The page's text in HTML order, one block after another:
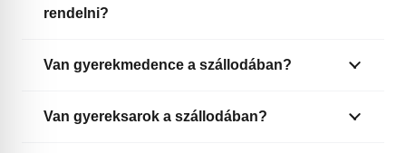
rendelni?
Van gyerekmedence a szállodában?
Van gyereksarok a szállodában?